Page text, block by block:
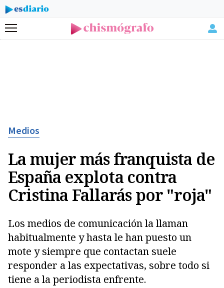
Menú
Medios
La mujer más franquista de
España explota contra
Cristina Fallarás por "roja"
Los medios de comunicación la llaman
habitualmente y hasta le han puesto un
mote y siempre que contactan suele
responder a las expectativas, sobre todo si
tiene a la periodista enfrente.